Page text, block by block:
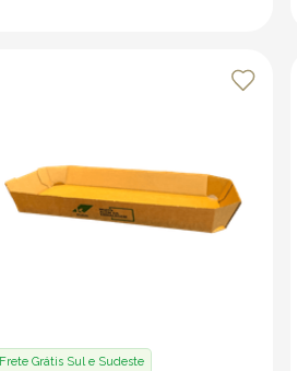
Frete Grátis Sul e Sudeste